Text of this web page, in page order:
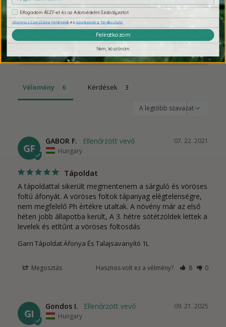
Írd meg a véleményed!
Vélemény Kérdések
GF
07. 22. 2021
GABOR F.
Hungary
Tápoldat
A tápoldattal sikerült megmentenem a sárguló és vöröses
foltú áfonyát. A vöröses foltok tápanyag elégtelenségre,
nem megfelelő Ph értékre utaltak. A növény már az első
héten jobb állapotba került, A 3. hétre sötétzöldek lettek a
levelek és etltűnt a vöröses foltosdás
Garri Tápoldat Áfonya És Talajsavanyító 1L
Megosztás Hasznos volt ez a vélmény? 8 0
GI
09. 21. 2025
Gondos I.
Hungary
Elfogadom ÁSZF-et és az Adatvédelmi Szabályzatot
Általános Szerződési FeltételekésAdatkezelési Tájékoztató
Feliratkozom
Nem, köszönöm